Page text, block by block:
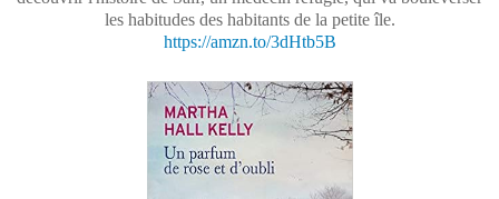
les habitudes des habitants de la petite île.
https://amzn.to/3dHtb5B